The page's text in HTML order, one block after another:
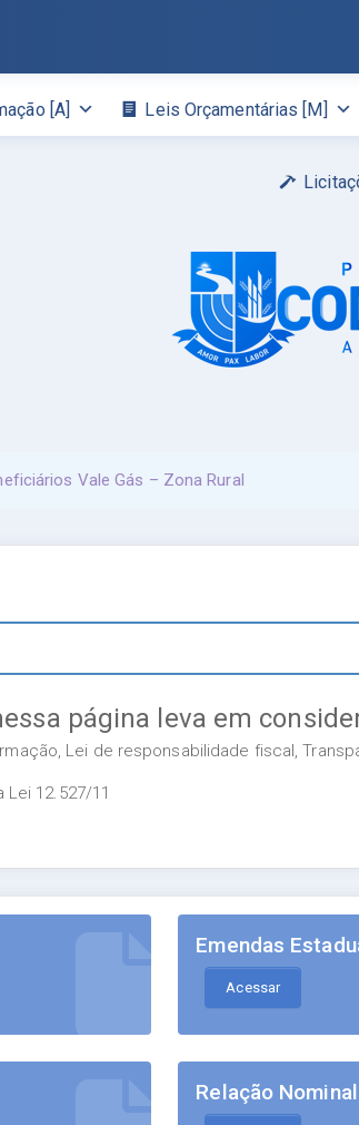
[A] Leis Orçamentárias [M]
Vale Gás – Zona Rural
página leva em
Lei de responsabilidade fiscal,
Lei 12.527/11
Emendas
Acessar
Relação